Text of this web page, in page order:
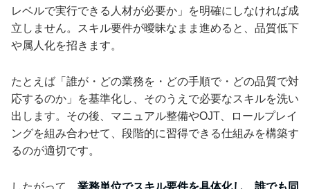
レベルで実行できる人材が必要か」を明確にしなければ成
立しません。スキル要件が曖昧なまま進めると、品質低下
や属人化を招きます。
たとえば「誰が・どの業務を・どの手順で・どの品質で対
応するのか」を基準化し、そのうえで必要なスキルを洗い
出します。その後、マニュアル整備やOJT、ロールプレイ
ングを組み合わせて、段階的に習得できる仕組みを構築す
るのが適切です。
したがって、 業務単位でスキル要件を具体化し、誰でも同